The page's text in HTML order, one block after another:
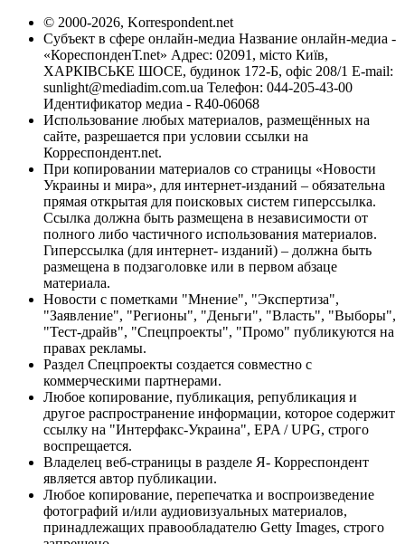
© 2000-2026, Korrespondent.net
Субъект в сфере онлайн-медиа Название онлайн-медиа -
«КореспонденТ.net» Адрес: 02091, місто Київ,
ХАРКІВСЬКЕ ШОСЕ, будинок 172-Б, офіс 208/1 E-mail:
sunlight@mediadim.com.ua Телефон: 044-205-43-00
Идентификатор медиа - R40-06068
Использование любых материалов, размещённых на
сайте, разрешается при условии ссылки на
Корреспондент.net.
При копировании материалов со страницы «Новости
Украины и мира», для интернет-изданий – обязательна
прямая открытая для поисковых систем гиперссылка.
Ссылка должна быть размещена в независимости от
полного либо частичного использования материалов.
Гиперссылка (для интернет- изданий) – должна быть
размещена в подзаголовке или в первом абзаце
материала.
Новости с пометками "Мнение", "Экспертиза",
"Заявление", "Регионы", "Деньги", "Власть", "Выборы",
"Тест-драйв", "Спецпроекты", "Промо" публикуются на
правах рекламы.
Раздел Спецпроекты создается совместно с
коммерческими партнерами.
Любое копирование, публикация, републикация и
другое распространение информации, которое содержит
ссылку на "Интерфакс-Украина", EPA / UPG, строго
воспрещается.
Владелец веб-страницы в разделе Я- Корреспондент
является автор публикации.
Любое копирование, перепечатка и воспроизведение
фотографий и/или аудиовизуальных материалов,
принадлежащих правообладателю Getty Images, строго